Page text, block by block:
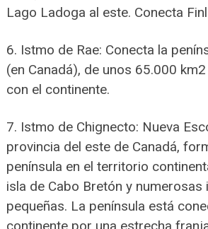
Lago Ladoga al este. Conecta
6. Istmo de Rae: Conecta la
(en Canadá), de unos 65.000
con el continente.
7. Istmo de Chignecto: Nueva
provincia del este de Canadá,
península en el territorio
isla de Cabo Bretón y numerosas
pequeñas. La península está
continente por una estrecha